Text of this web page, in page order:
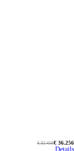
€ 36.256
€ 32.450
Details